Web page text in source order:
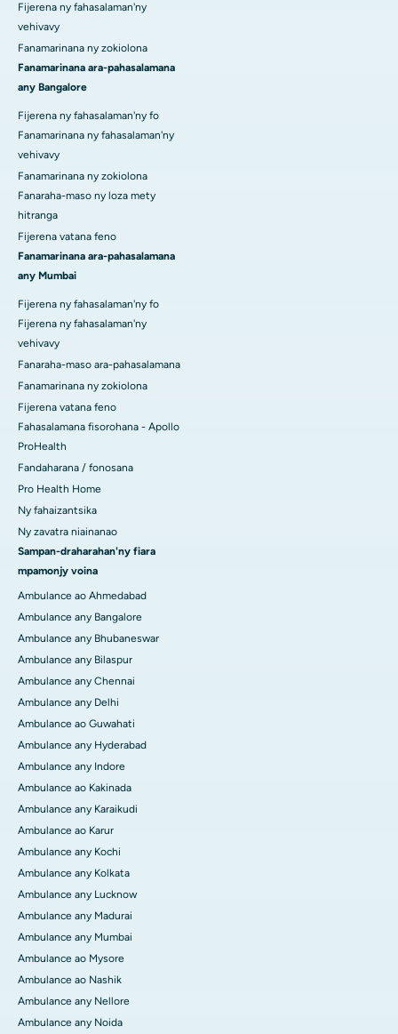
Fijerena ny fahasalaman'ny
vehivavy
Fanamarinana ny zokiolona
Fanamarinana ara-pahasalamana
any Bangalore
Fijerena ny fahasalaman'ny fo
Fanamarinana ny fahasalaman'ny
vehivavy
Fanamarinana ny zokiolona
Fanaraha-maso ny loza mety
hitranga
Fijerena vatana feno
Fanamarinana ara-pahasalamana
any Mumbai
Fijerena ny fahasalaman'ny fo
Fijerena ny fahasalaman'ny
vehivavy
Fanaraha-maso ara-pahasalamana
Fanamarinana ny zokiolona
Fijerena vatana feno
Fahasalamana fisorohana - Apollo
ProHealth
Fandaharana / fonosana
Pro Health Home
Ny fahaizantsika
Ny zavatra niainanao
Sampan-draharahan'ny fiara
mpamonjy voina
Ambulance ao Ahmedabad
Ambulance any Bangalore
Ambulance any Bhubaneswar
Ambulance any Bilaspur
Ambulance any Chennai
Ambulance any Delhi
Ambulance ao Guwahati
Ambulance any Hyderabad
Ambulance any Indore
Ambulance ao Kakinada
Ambulance any Karaikudi
Ambulance ao Karur
Ambulance any Kochi
Ambulance any Kolkata
Ambulance any Lucknow
Ambulance any Madurai
Ambulance any Mumbai
Ambulance ao Mysore
Ambulance ao Nashik
Ambulance any Nellore
Ambulance any Noida